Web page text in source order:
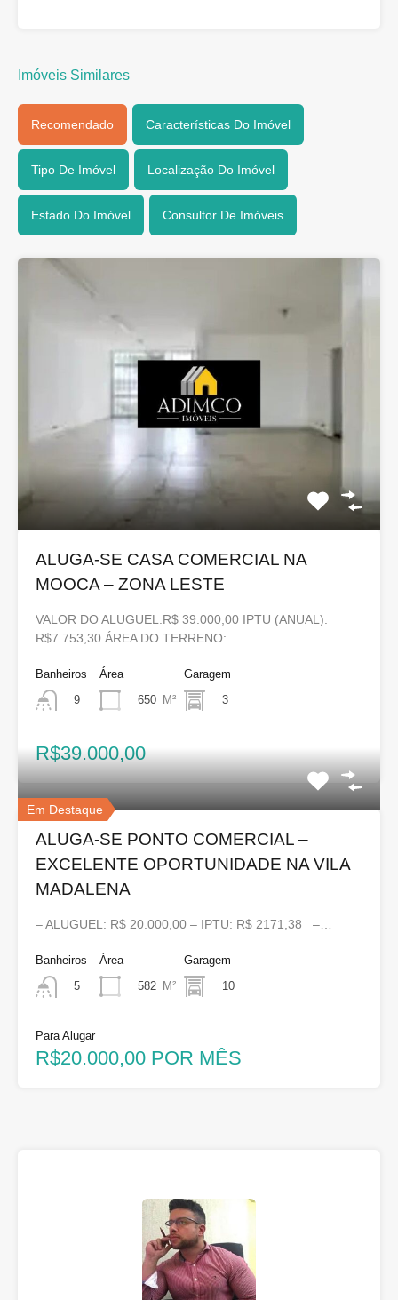
Imóveis Similares
Recomendado Características Do Imóvel
Tipo De Imóvel Localização Do Imóvel
Estado Do Imóvel Consultor De Imóveis
ALUGA-SE CASA COMERCIAL NA
MOOCA – ZONA LESTE
VALOR DO ALUGUEL:R$ 39.000,00 IPTU (ANUAL):
R$7.753,30 ÁREA DO TERRENO:…
Banheiros
9
Área
650 M²
Garagem
3
R$39.000,00
Em Destaque
ALUGA-SE PONTO COMERCIAL –
EXCELENTE OPORTUNIDADE NA VILA
MADALENA
– ALUGUEL: R$ 20.000,00 – IPTU: R$ 2171,38 –…
Banheiros
5
Área
582 M²
Garagem
10
Para Alugar
R$20.000,00 POR MÊS